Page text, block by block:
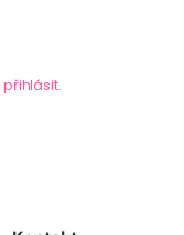
přihlásit.